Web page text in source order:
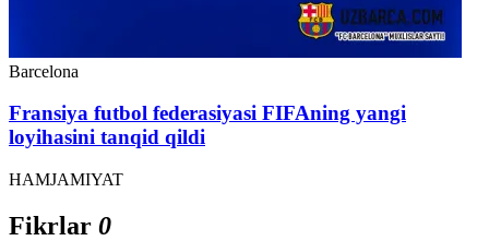
Barcelona
Fransiya futbol federasiyasi FIFAning yangi
loyihasini tanqid qildi
HAMJAMIYAT
Fikrlar 0